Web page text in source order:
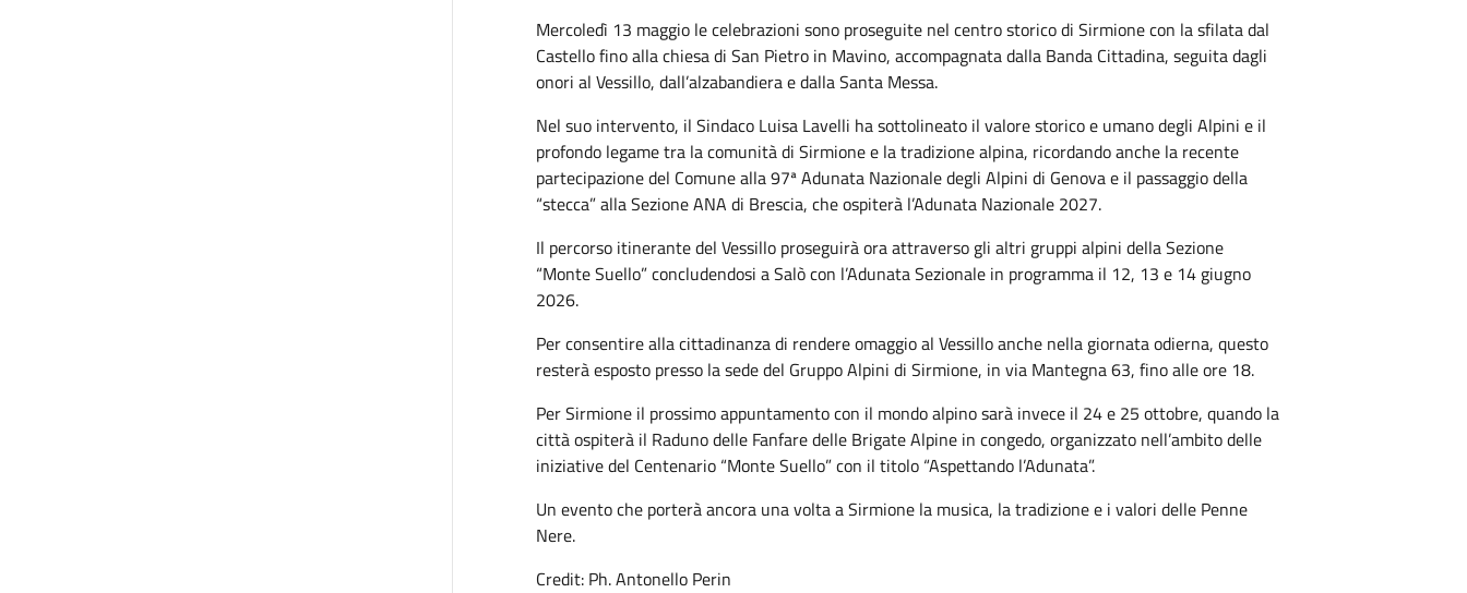
Mercoledì 13 maggio le celebrazioni sono proseguite nel centro storico di Sirmione con la sfilata dal
Castello fino alla chiesa di San Pietro in Mavino, accompagnata dalla Banda Cittadina, seguita dagli
onori al Vessillo, dall’alzabandiera e dalla Santa Messa.
Nel suo intervento, il Sindaco Luisa Lavelli ha sottolineato il valore storico e umano degli Alpini e il
profondo legame tra la comunità di Sirmione e la tradizione alpina, ricordando anche la recente
partecipazione del Comune alla 97ª Adunata Nazionale degli Alpini di Genova e il passaggio della
“stecca” alla Sezione ANA di Brescia, che ospiterà l’Adunata Nazionale 2027.
Il percorso itinerante del Vessillo proseguirà ora attraverso gli altri gruppi alpini della Sezione
“Monte Suello” concludendosi a Salò con l’Adunata Sezionale in programma il 12, 13 e 14 giugno
2026.
Per consentire alla cittadinanza di rendere omaggio al Vessillo anche nella giornata odierna, questo
resterà esposto presso la sede del Gruppo Alpini di Sirmione, in via Mantegna 63, fino alle ore 18.
Per Sirmione il prossimo appuntamento con il mondo alpino sarà invece il 24 e 25 ottobre, quando la
città ospiterà il Raduno delle Fanfare delle Brigate Alpine in congedo, organizzato nell’ambito delle
iniziative del Centenario “Monte Suello” con il titolo “Aspettando l’Adunata”.
Un evento che porterà ancora una volta a Sirmione la musica, la tradizione e i valori delle Penne
Nere.
Credit: Ph. Antonello Perin